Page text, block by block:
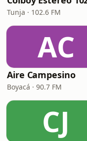
Tunja · 102.6 FM
AC
Aire Campesino
Boyacá · 90.7 FM
CJ